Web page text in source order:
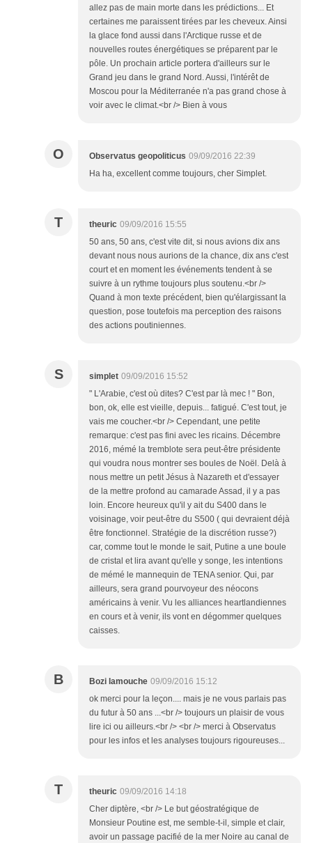
allez pas de main morte dans les prédictions... Et
certaines me paraissent tirées par les cheveux. Ainsi
la glace fond aussi dans l'Arctique russe et de
nouvelles routes énergétiques se préparent par le
pôle. Un prochain article portera d'ailleurs sur le
Grand jeu dans le grand Nord. Aussi, l'intérêt de
Moscou pour la Méditerranée n'a pas grand chose à
voir avec le climat.<br /> Bien à vous
O Observatus geopoliticus 09/09/2016 22:39
Ha ha, excellent comme toujours, cher Simplet.
T theuric 09/09/2016 15:55
50 ans, 50 ans, c'est vite dit, si nous avions dix ans
devant nous nous aurions de la chance, dix ans c'est
court et en moment les événements tendent à se
suivre à un rythme toujours plus soutenu.<br />
Quand à mon texte précédent, bien qu'élargissant la
question, pose toutefois ma perception des raisons
des actions poutiniennes.
S simplet 09/09/2016 15:52
" L'Arabie, c'est où dites? C'est par là mec ! " Bon,
bon, ok, elle est vieille, depuis... fatigué. C'est tout, je
vais me coucher.<br /> Cependant, une petite
remarque: c'est pas fini avec les ricains. Décembre
2016, mémé la tremblote sera peut-être présidente
qui voudra nous montrer ses boules de Noël. Delà à
nous mettre un petit Jésus à Nazareth et d'essayer
de la mettre profond au camarade Assad, il y a pas
loin. Encore heureux qu'il y ait du S400 dans le
voisinage, voir peut-être du S500 ( qui devraient déjà
être fonctionnel. Stratégie de la discrétion russe?)
car, comme tout le monde le sait, Putine a une boule
de cristal et lira avant qu'elle y songe, les intentions
de mémé le mannequin de TENA senior. Qui, par
ailleurs, sera grand pourvoyeur des néocons
américains à venir. Vu les alliances heartlandiennes
en cours et à venir, ils vont en dégommer quelques
caisses.
B Bozi lamouche 09/09/2016 15:12
ok merci pour la leçon.... mais je ne vous parlais pas
du futur à 50 ans ...<br /> toujours un plaisir de vous
lire ici ou ailleurs.<br /> <br /> merci à Observatus
pour les infos et les analyses toujours rigoureuses...
T theuric 09/09/2016 14:18
Cher diptère, <br /> Le but géostratégique de
Monsieur Poutine est, me semble-t-il, simple et clair,
avoir un passage pacifié de la mer Noire au canal de